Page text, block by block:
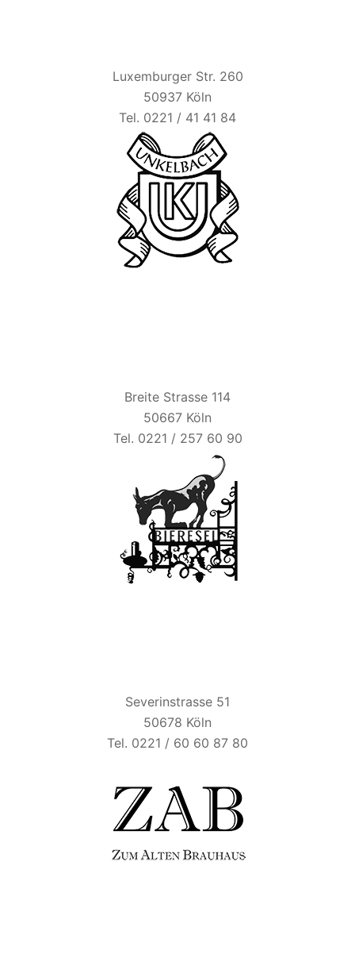
Luxemburger Str. 260
50937 Köln
Tel. 0221 / 41 41 84
Breite Strasse 114
50667 Köln
Tel. 0221 / 257 60 90
Severinstrasse 51
50678 Köln
Tel. 0221 / 60 60 87 80